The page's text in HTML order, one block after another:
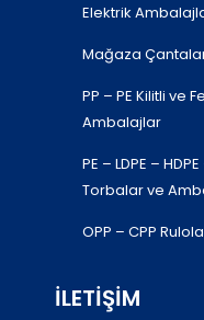
Elektrik
Mağaza
PP – PE Kilitli ve
Ambalajlar
PE – LDPE –
Torbalar ve
OPP – CPP
İLETIŞIM